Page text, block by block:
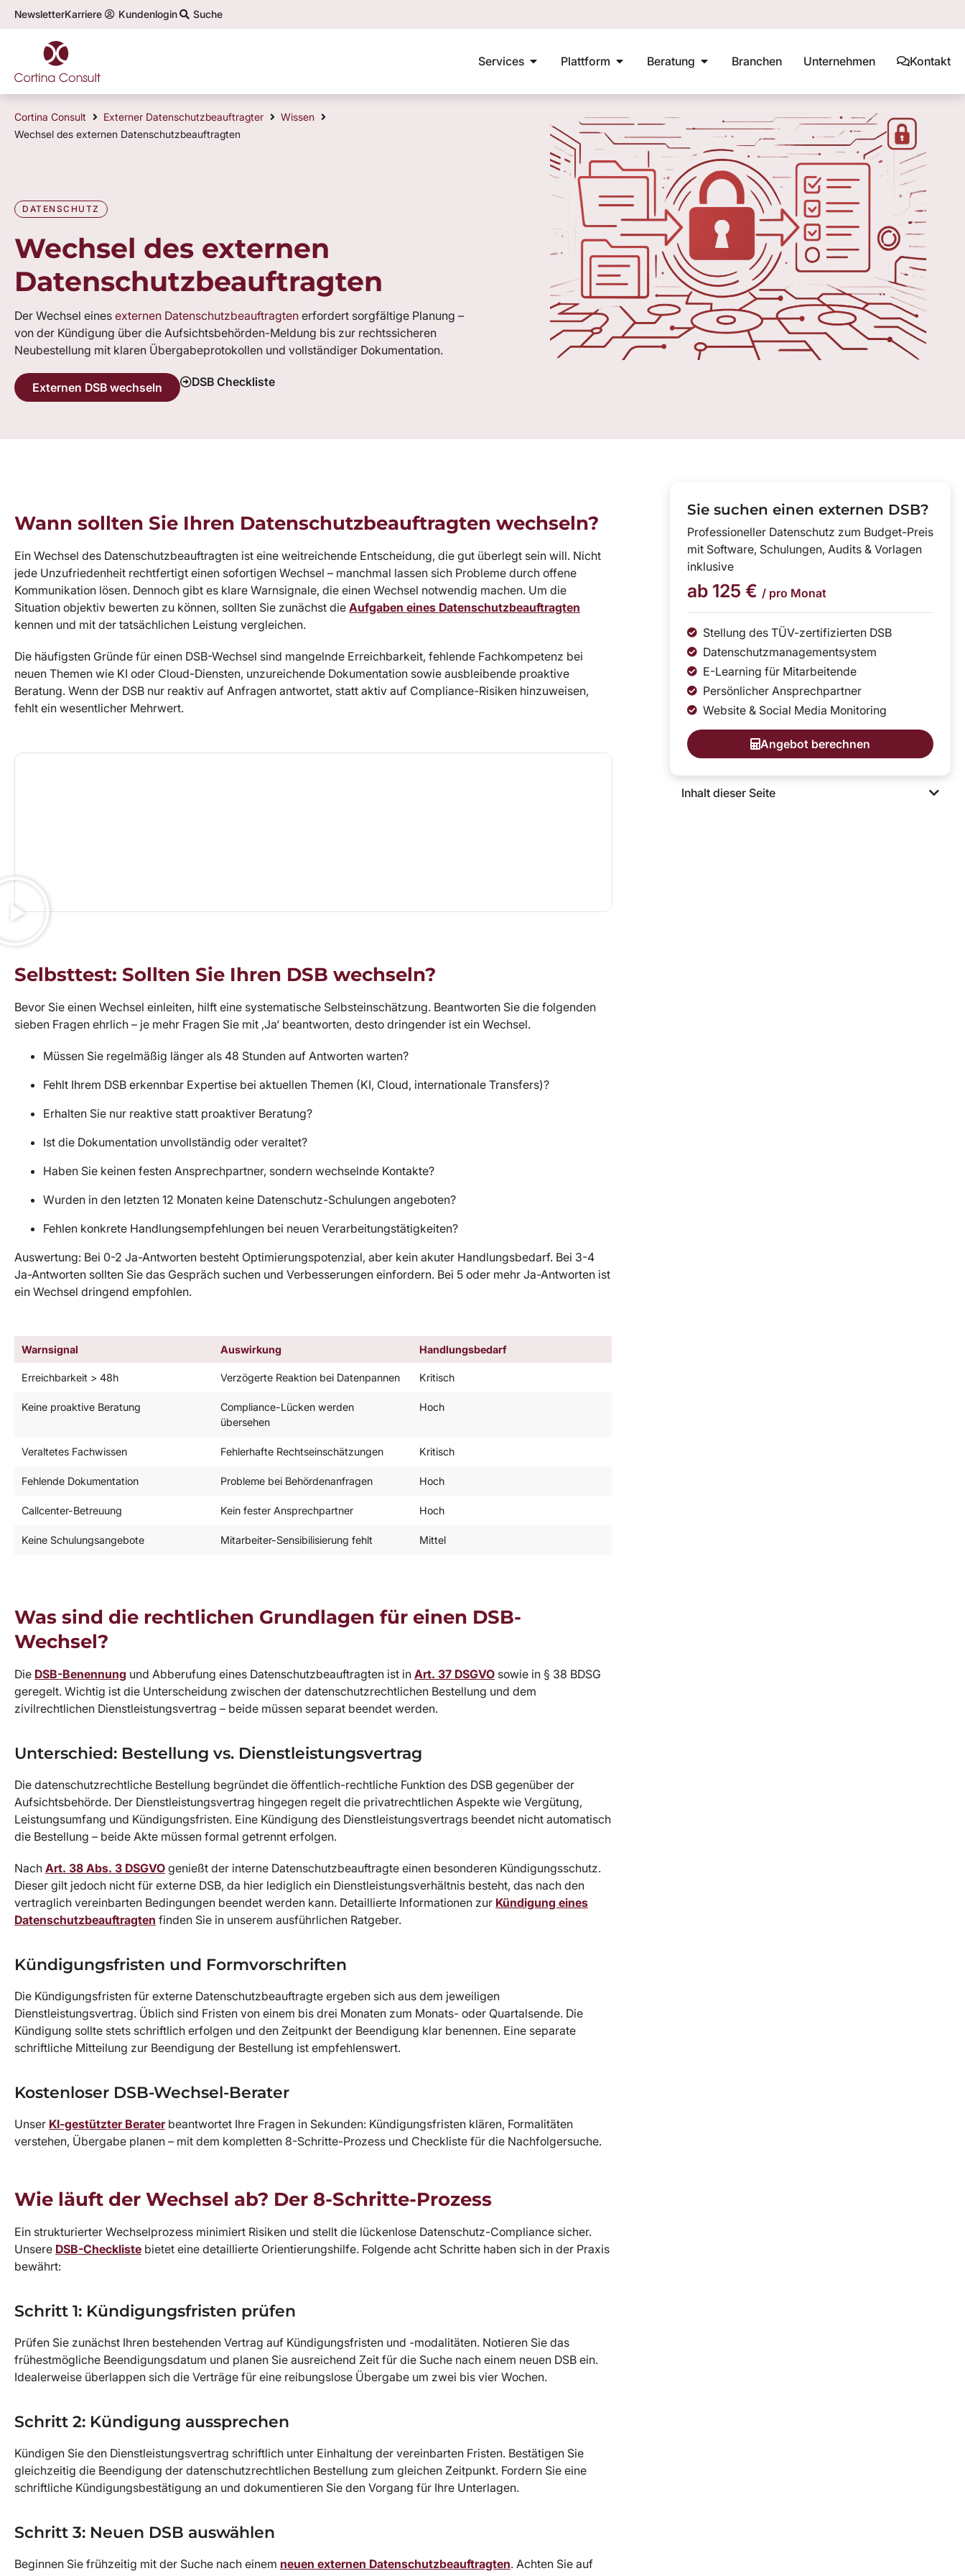
NewsletterKarriere Kundenlogin Suche
Services Plattform Beratung Branchen Unternehmen Kontakt
Top-Themen im Datenschutz:
Cortina Consult Externer Datenschutzbeauftragter
Wissen
Wechsel des externen Datenschutzbeauftragten
DATENSCHUTZ
Wechsel des externen
Datenschutzbeauftragten
Der Wechsel eines externen Datenschutzbeauftragten erfordert sorgfältige Planung –
von der Kündigung über die Aufsichtsbehörden-Meldung bis zur rechtssicheren
Neubestellung mit klaren Übergabeprotokollen und vollständiger Dokumentation.
Externen DSB wechseln DSB Checkliste
Wann sollten Sie Ihren Datenschutzbeauftragten wechseln?
Ein Wechsel des Datenschutzbeauftragten ist eine weitreichende Entscheidung, die gut überlegt sein will. Nicht
jede Unzufriedenheit rechtfertigt einen sofortigen Wechsel – manchmal lassen sich Probleme durch offene
Kommunikation lösen. Dennoch gibt es klare Warnsignale, die einen Wechsel notwendig machen. Um die
Situation objektiv bewerten zu können, sollten Sie zunächst die Aufgaben eines Datenschutzbeauftragten
kennen und mit der tatsächlichen Leistung vergleichen.
Die häufigsten Gründe für einen DSB-Wechsel sind mangelnde Erreichbarkeit, fehlende Fachkompetenz bei
neuen Themen wie KI oder Cloud-Diensten, unzureichende Dokumentation sowie ausbleibende proaktive
Beratung. Wenn der DSB nur reaktiv auf Anfragen antwortet, statt aktiv auf Compliance-Risiken hinzuweisen,
fehlt ein wesentlicher Mehrwert.
Selbsttest: Sollten Sie Ihren DSB wechseln?
Bevor Sie einen Wechsel einleiten, hilft eine systematische Selbsteinschätzung. Beantworten Sie die folgenden
sieben Fragen ehrlich – je mehr Fragen Sie mit ‚Ja‘ beantworten, desto dringender ist ein Wechsel.
Müssen Sie regelmäßig länger als 48 Stunden auf Antworten warten?
Fehlt Ihrem DSB erkennbar Expertise bei aktuellen Themen (KI, Cloud, internationale Transfers)?
Erhalten Sie nur reaktive statt proaktiver Beratung?
Ist die Dokumentation unvollständig oder veraltet?
Haben Sie keinen festen Ansprechpartner, sondern wechselnde Kontakte?
Wurden in den letzten 12 Monaten keine Datenschutz-Schulungen angeboten?
Fehlen konkrete Handlungsempfehlungen bei neuen Verarbeitungstätigkeiten?
Auswertung: Bei 0-2 Ja-Antworten besteht Optimierungspotenzial, aber kein akuter Handlungsbedarf. Bei 3-4
Ja-Antworten sollten Sie das Gespräch suchen und Verbesserungen einfordern. Bei 5 oder mehr Ja-Antworten ist
ein Wechsel dringend empfohlen.
Warnsignal Auswirkung Handlungsbedarf
Erreichbarkeit > 48h Verzögerte Reaktion bei Datenpannen Kritisch
Keine proaktive Beratung
Compliance-Lücken werden
übersehen
Hoch
Veraltetes Fachwissen Fehlerhafte Rechtseinschätzungen Kritisch
Fehlende Dokumentation Probleme bei Behördenanfragen Hoch
Callcenter-Betreuung Kein fester Ansprechpartner Hoch
Keine Schulungsangebote Mitarbeiter-Sensibilisierung fehlt Mittel
Was sind die rechtlichen Grundlagen für einen DSB-
Wechsel?
Die DSB-Benennung und Abberufung eines Datenschutzbeauftragten ist in Art. 37 DSGVO sowie in § 38 BDSG
geregelt. Wichtig ist die Unterscheidung zwischen der datenschutzrechtlichen Bestellung und dem
zivilrechtlichen Dienstleistungsvertrag – beide müssen separat beendet werden.
Unterschied: Bestellung vs. Dienstleistungsvertrag
Die datenschutzrechtliche Bestellung begründet die öffentlich-rechtliche Funktion des DSB gegenüber der
Aufsichtsbehörde. Der Dienstleistungsvertrag hingegen regelt die privatrechtlichen Aspekte wie Vergütung,
Leistungsumfang und Kündigungsfristen. Eine Kündigung des Dienstleistungsvertrags beendet nicht automatisch
die Bestellung – beide Akte müssen formal getrennt erfolgen.
Nach Art. 38 Abs. 3 DSGVO genießt der interne Datenschutzbeauftragte einen besonderen Kündigungsschutz.
Dieser gilt jedoch nicht für externe DSB, da hier lediglich ein Dienstleistungsverhältnis besteht, das nach den
vertraglich vereinbarten Bedingungen beendet werden kann. Detaillierte Informationen zur Kündigung eines
Datenschutzbeauftragten finden Sie in unserem ausführlichen Ratgeber.
Kündigungsfristen und Formvorschriften
Die Kündigungsfristen für externe Datenschutzbeauftragte ergeben sich aus dem jeweiligen
Dienstleistungsvertrag. Üblich sind Fristen von einem bis drei Monaten zum Monats- oder Quartalsende. Die
Kündigung sollte stets schriftlich erfolgen und den Zeitpunkt der Beendigung klar benennen. Eine separate
schriftliche Mitteilung zur Beendigung der Bestellung ist empfehlenswert.
Kostenloser DSB-Wechsel-Berater
Unser KI-gestützter Beraterbeantwortet Ihre Fragen in Sekunden: Kündigungsfristen klären, Formalitäten
verstehen, Übergabe planen – mit dem kompletten 8-Schritte-Prozess und Checkliste für die Nachfolgersuche.
Wie läuft der Wechsel ab? Der 8-Schritte-Prozess
Ein strukturierter Wechselprozess minimiert Risiken und stellt die lückenlose Datenschutz-Compliance sicher.
Unsere DSB-Checkliste bietet eine detaillierte Orientierungshilfe. Folgende acht Schritte haben sich in der Praxis
bewährt:
Schritt 1: Kündigungsfristen prüfen
Prüfen Sie zunächst Ihren bestehenden Vertrag auf Kündigungsfristen und -modalitäten. Notieren Sie das
frühestmögliche Beendigungsdatum und planen Sie ausreichend Zeit für die Suche nach einem neuen DSB ein.
Idealerweise überlappen sich die Verträge für eine reibungslose Übergabe um zwei bis vier Wochen.
Schritt 2: Kündigung aussprechen
Kündigen Sie den Dienstleistungsvertrag schriftlich unter Einhaltung der vereinbarten Fristen. Bestätigen Sie
gleichzeitig die Beendigung der datenschutzrechtlichen Bestellung zum gleichen Zeitpunkt. Fordern Sie eine
schriftliche Kündigungsbestätigung an und dokumentieren Sie den Vorgang für Ihre Unterlagen.
Schritt 3: Neuen DSB auswählen
Beginnen Sie frühzeitig mit der Suche nach einem neuen externen Datenschutzbeauftragten. Achten Sie auf
Sie suchen einen externen DSB?
Professioneller Datenschutz zum Budget-Preis
mit Software, Schulungen, Audits & Vorlagen
inklusive
ab 125 € / pro Monat
Stellung des TÜV-zertifizierten DSB
Datenschutzmanagementsystem
E-Learning für Mitarbeitende
Persönlicher Ansprechpartner
Website & Social Media Monitoring
Angebot berechnen
Inhalt dieser Seite